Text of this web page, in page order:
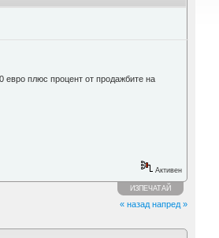
евро плюс процент от продажбите на
Активен
ИЗПЕЧАТАЙ
« назад напред »